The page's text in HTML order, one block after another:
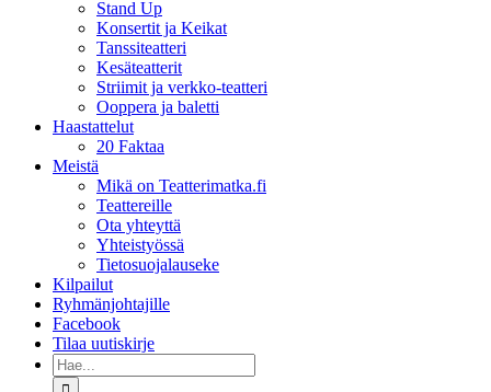
Stand Up
Konsertit ja Keikat
Tanssiteatteri
Kesäteatterit
Striimit ja verkko-teatteri
Ooppera ja baletti
Haastattelut
20 Faktaa
Meistä
Mikä on Teatterimatka.fi
Teattereille
Ota yhteyttä
Yhteistyössä
Tietosuojalauseke
Kilpailut
Ryhmänjohtajille
Facebook
Tilaa uutiskirje
Etsi
...